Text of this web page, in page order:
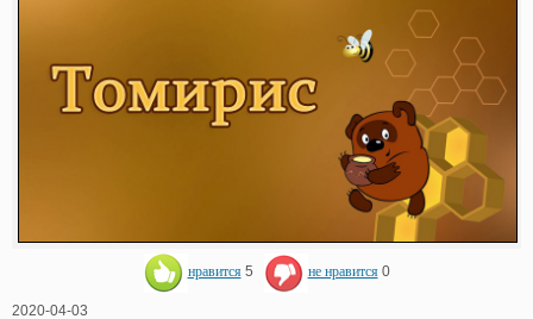
нравится 5 не нравится 0
2020-04-03